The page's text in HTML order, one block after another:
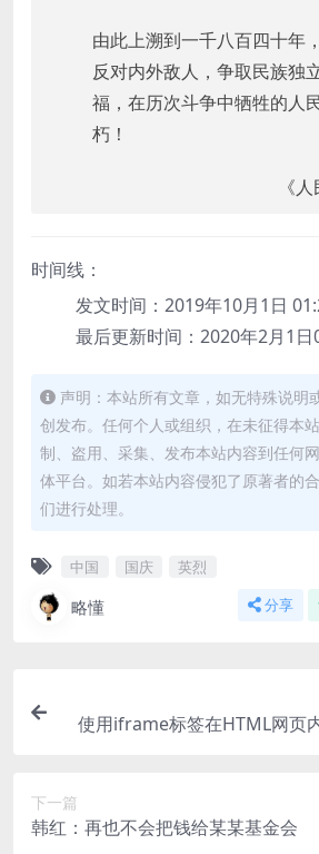
由此上溯到一千八百四十年
反对内外敌人，争取民族独
福，在历次斗争中牺牲的人
朽！
《
时间线：
发文时间：2019年10月1日
最后更新时间：2020年2月1日
声明：本站所有文章，如无特殊说明
创发布。任何个人或组织，在未征得本
制、盗用、采集、发布本站内容到任何
体平台。如若本站内容侵犯了原著者的
们进行处理。
中国 国庆 英烈
略懂 分享
使用iframe标签在HTML网页
下一篇
韩红：再也不会把钱给某某基金会